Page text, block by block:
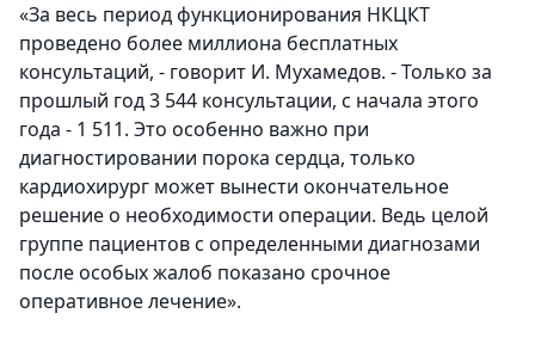
«За весь период функционирования НКЦКТ
проведено более миллиона бесплатных
консультаций, - говорит И. Мухамедов. - Только за
прошлый год 3 544 консультации, с начала этого
года - 1 511. Это особенно важно при
диагностировании порока сердца, только
кардиохирург может вынести окончательное
решение о необходимости операции. Ведь целой
группе пациентов с определенными диагнозами
после особых жалоб показано срочное
оперативное лечение».